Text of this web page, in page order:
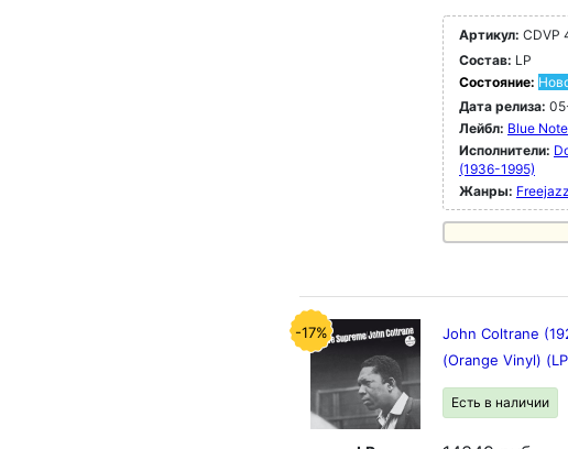
Артикул: CDVP
Состав: LP
Состояние:
Дата релиза:
Лейбл: Blue Note
Исполнители:
(1936-1995)
Жанры: Freejazz
-17%
John Coltrane
(Orange Vinyl)
Есть в наличии